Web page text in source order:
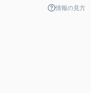
情報の見方